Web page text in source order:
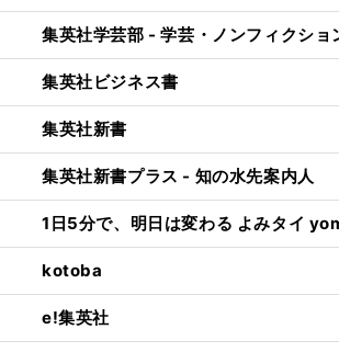
集英社学芸部 - 学芸・ノンフィクショ
集英社ビジネス書
集英社新書
集英社新書プラス - 知の水先案内人
1日5分で、明日は変わる よみタイ
kotoba
e!集英社